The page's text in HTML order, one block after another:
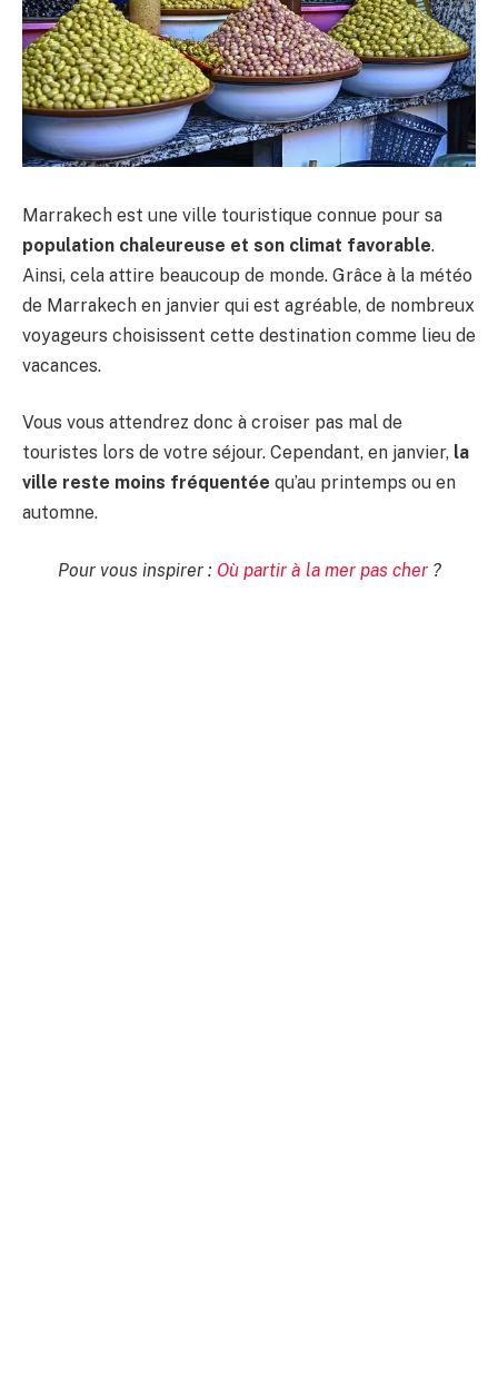
Marrakech est une ville touristique connue pour sa
population chaleureuse et son climat favorable.
Ainsi, cela attire beaucoup de monde. Grâce à la météo
de Marrakech en janvier qui est agréable, de nombreux
voyageurs choisissent cette destination comme lieu de
vacances.
Vous vous attendrez donc à croiser pas mal de
touristes lors de votre séjour. Cependant, en janvier, la
ville reste moins fréquentée qu’au printemps ou en
automne.
Pour vous inspirer : Où partir à la mer pas cher?